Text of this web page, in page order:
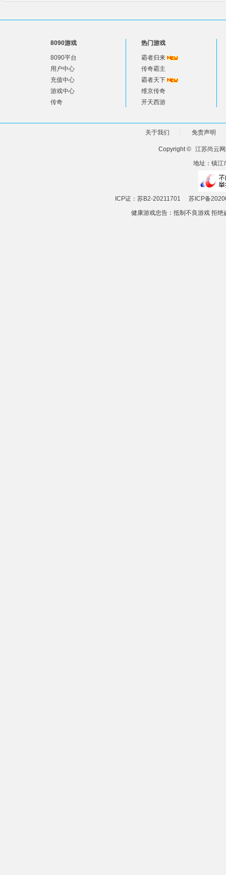
8090游戏
8090平台
用户中心
充值中心
游戏中心
传奇
热门游戏
霸者归来
传奇霸主
霸者天下
维京传奇
开天西游
关于我们 免责声明
Copyright © 江苏尚云
地址：镇江
ICP证：苏B2-20211701
苏ICP备
健康游戏忠告：抵制不良游戏 拒